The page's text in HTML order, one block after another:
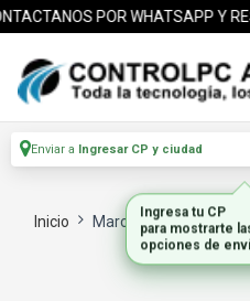
POR WHATSAPP Y
Enviar a Ingresar CP y ciudad
Inicio Marca XPG